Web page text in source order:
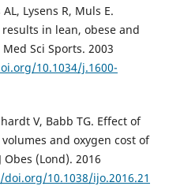
Lysens R, Muls E.
in lean, obese and
Sci Sports. 2003
10.1034/j.1600-
V, Babb TG. Effect of
and oxygen cost of
(Lond). 2016
10.1038/ijo.2016.21